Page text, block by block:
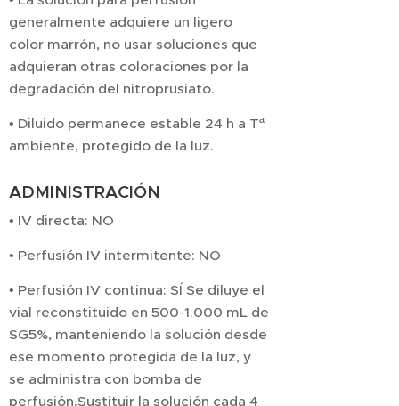
generalmente adquiere un ligero
color marrón, no usar soluciones que
adquieran otras coloraciones por la
degradación del nitroprusiato.
• Diluido permanece estable 24 h a Tª
ambiente, protegido de la luz.
ADMINISTRACIÓN
• IV directa: NO
• Perfusión IV intermitente: NO
• Perfusión IV continua: SÍ Se diluye el
vial reconstituido en 500-1.000 mL de
SG5%, manteniendo la solución desde
ese momento protegida de la luz, y
se administra con bomba de
perfusión.Sustituir la solución cada 4